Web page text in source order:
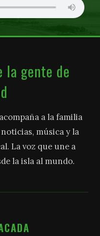
la gente de
a la familia
música y la
La voz que une a
la isla al mundo.